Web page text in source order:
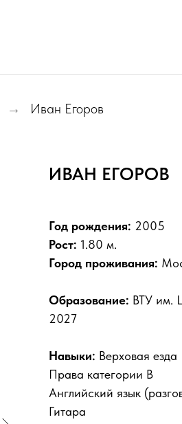
→ Иван Егоров
Год рождения: 2005
Рост: 1.80 м.
Город проживания:
Образование: ВТУ им.
2027
Навыки: Верховая езда
Права категории В
Английский язык
Гитара
ИВАН ЕГОРОВ